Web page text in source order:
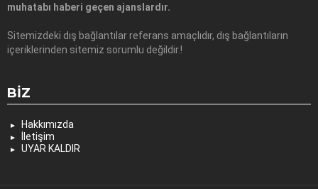
muhatabı haberi geçen ajanslardır.
Sitemizdeki dış bağlantılar referans amaçlıdır, dış bağlantıların
içeriklerinden sitemiz sorumlu değildir.!
BIZ
Hakkımızda
İletişim
UYAR KALDIR